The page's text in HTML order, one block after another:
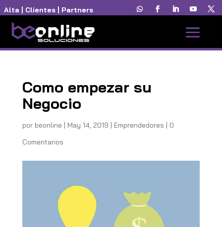
Alta Clientes Partners
Como empezar su
Negocio
por beonline | May 14, 2019 | Emprendedores | 0
Comentarios